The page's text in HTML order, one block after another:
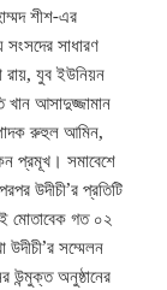
শীশ-এর
সংসদের সাধারণ
রায়, যুব ইউনিয়ন
খান আসাদুজ্জামান
রুহুল আমিন,
প্রমূখ। সমাবেশে
উদীচী’র প্রতিটি
মোতাবেক গত ০২
সম্মেলন
উন্মুক্ত অনুষ্ঠানের